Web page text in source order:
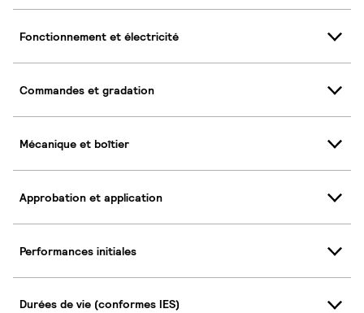
Fonctionnement et électricité
Commandes et gradation
Mécanique et boîtier
Approbation et application
Performances initiales
Durées de vie (conformes IES)